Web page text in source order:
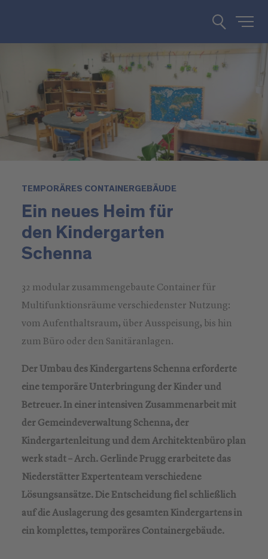
TEMPORÄRES CONTAINERGEBÄUDE
Ein neues Heim für
den Kindergarten
Schenna
32 modular zusammengebaute Container für
Multifunktionsräume verschiedenster Nutzung:
vom Aufenthaltsraum, über Ausspeisung, bis hin
zum Büro oder den Sanitäranlagen.
Der Umbau des Kindergartens Schenna erforderte
eine temporäre Unterbringung der Kinder und
Betreuer. In einer intensiven Zusammenarbeit mit
der Gemeindeverwaltung Schenna, der
Kindergartenleitung und dem Architektenbüro plan
werk stadt – Arch. Gerlinde Prugg erarbeitete das
Niederstätter Expertenteam verschiedene
Lösungsansätze. Die Entscheidung fiel schließlich
auf die Auslagerung des gesamten Kindergartens in
ein komplettes, temporäres Containergebäude.